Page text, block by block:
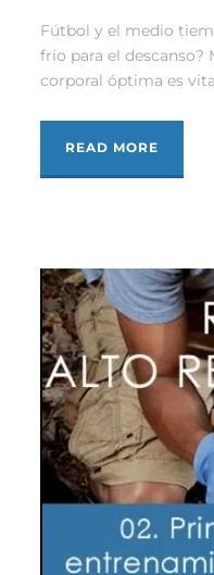
Fútbol y el medio
frío para el descanso?
corporal óptima es
READ MORE